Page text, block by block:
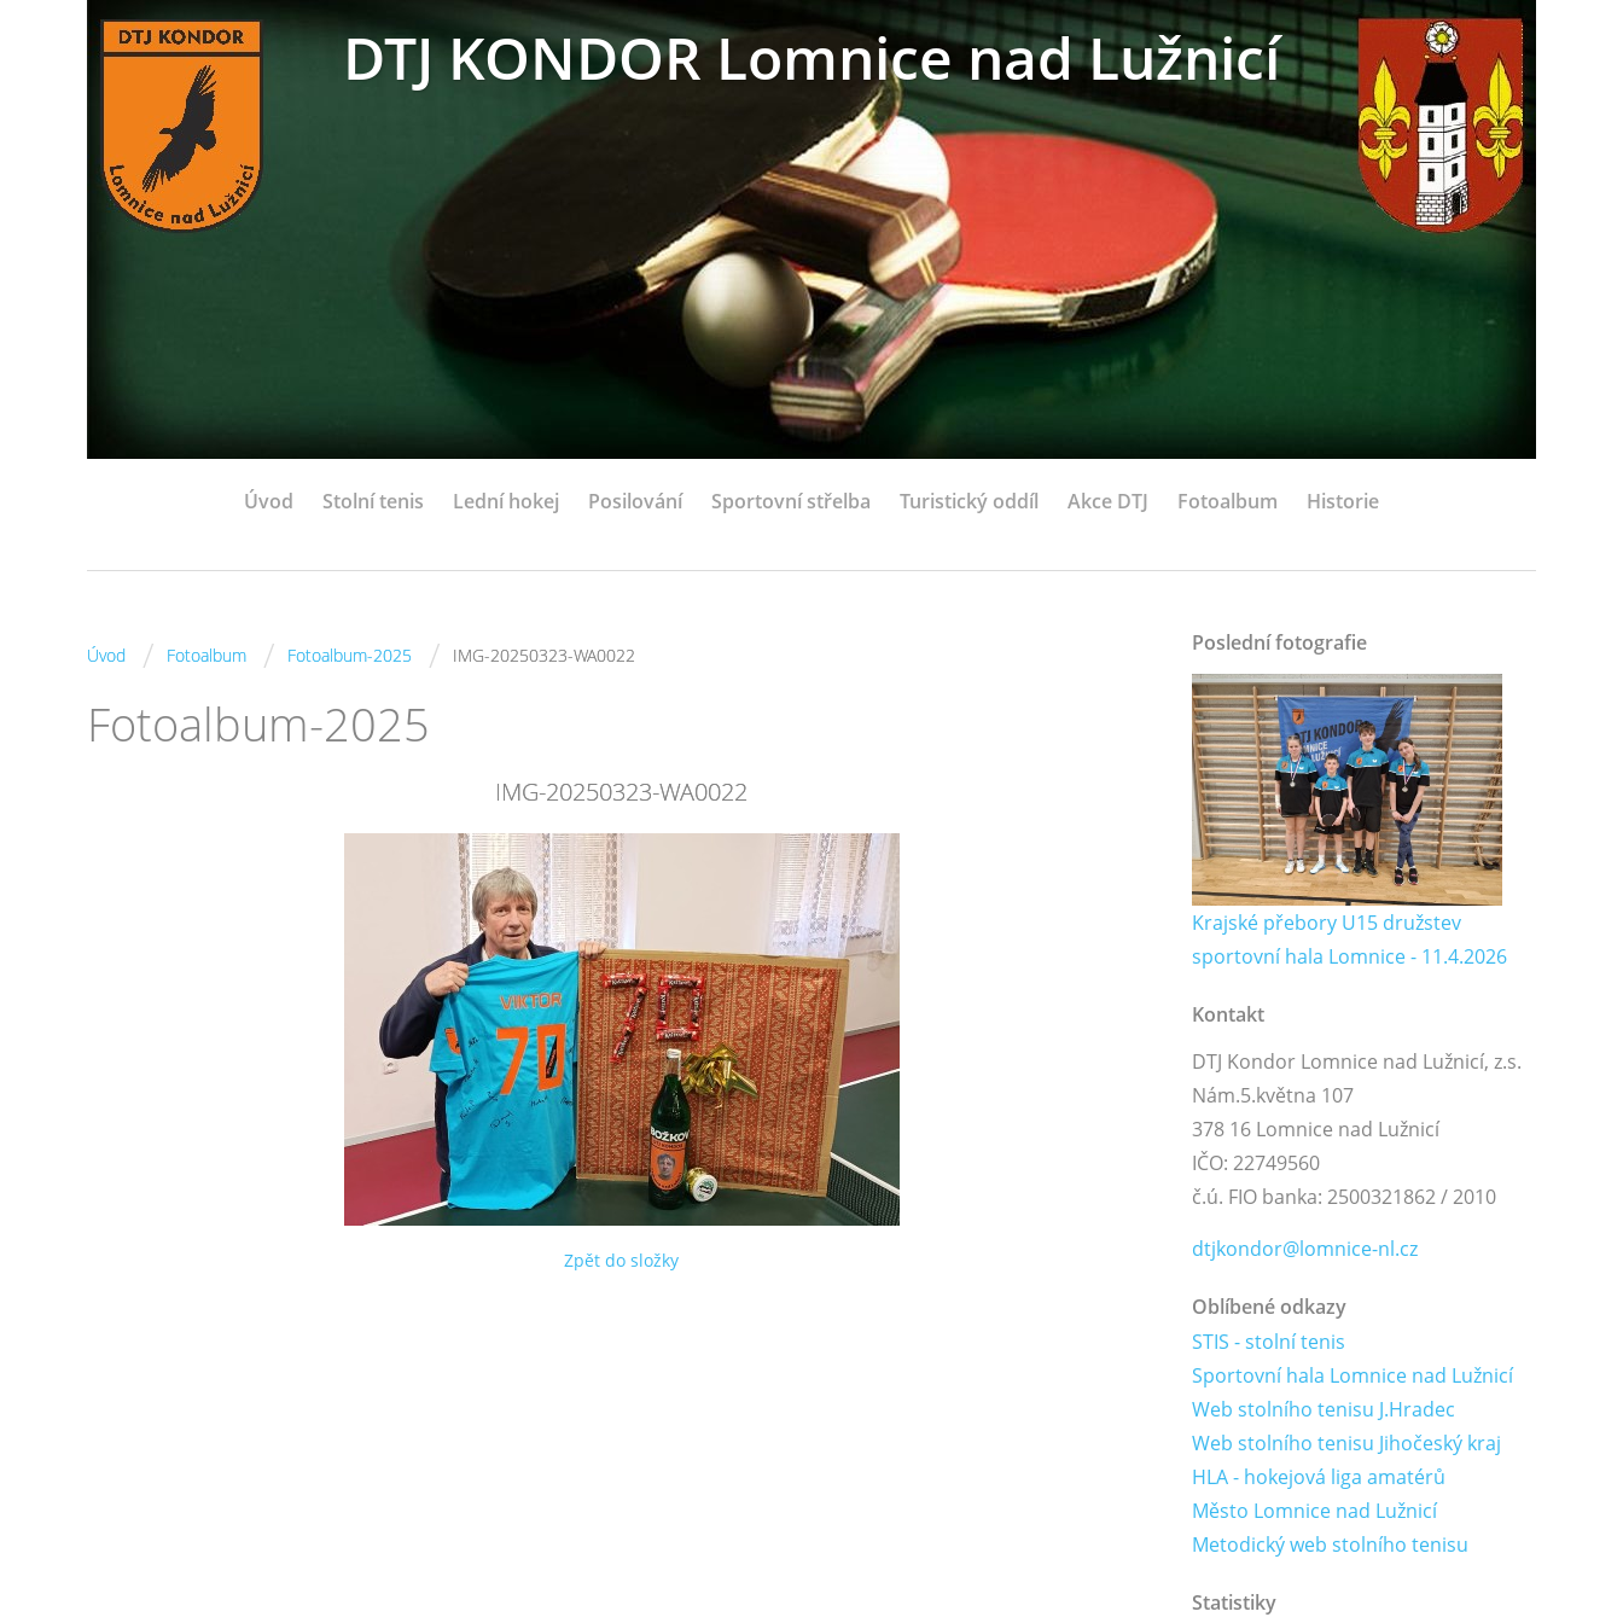
DTJ KONDOR Lomnice nad Lužnicí
Úvod Stolní tenis Lední hokej Posilování Sportovní střelba Turistický oddíl Akce DTJ Fotoalbum Historie
Úvod / Fotoalbum / Fotoalbum-2025 / IMG-20250323-WA0022
Fotoalbum-2025
IMG-20250323-WA0022
Zpět do složky
Poslední fotografie
Krajské přebory U15 družstev
sportovní hala Lomnice - 11.4.2026
Kontakt
DTJ Kondor Lomnice nad Lužnicí, z.s.
Nám.5.května 107
378 16 Lomnice nad Lužnicí
IČO: 22749560
č.ú. FIO banka: 2500321862 / 2010
dtjkondor@lomnice-nl.cz
Oblíbené odkazy
STIS - stolní tenis
Sportovní hala Lomnice nad Lužnicí
Web stolního tenisu J.Hradec
Web stolního tenisu Jihočeský kraj
HLA - hokejová liga amatérů
Město Lomnice nad Lužnicí
Metodický web stolního tenisu
Statistiky